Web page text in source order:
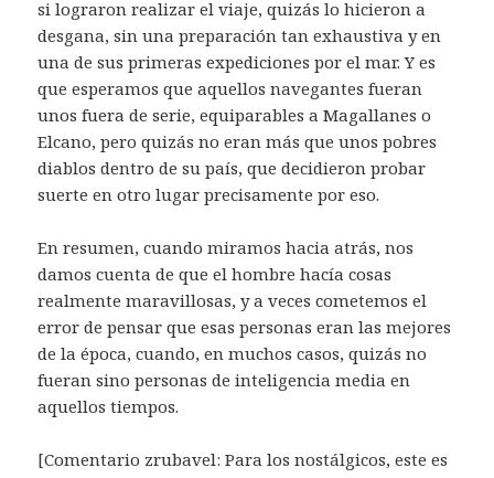
si lograron realizar el viaje, quizás lo hicieron a
desgana, sin una preparación tan exhaustiva y en
una de sus primeras expediciones por el mar. Y es
que esperamos que aquellos navegantes fueran
unos fuera de serie, equiparables a Magallanes o
Elcano, pero quizás no eran más que unos pobres
diablos dentro de su país, que decidieron probar
suerte en otro lugar precisamente por eso.
En resumen, cuando miramos hacia atrás, nos
damos cuenta de que el hombre hacía cosas
realmente maravillosas, y a veces cometemos el
error de pensar que esas personas eran las mejores
de la época, cuando, en muchos casos, quizás no
fueran sino personas de inteligencia media en
aquellos tiempos.
[Comentario zrubavel: Para los nostálgicos, este es